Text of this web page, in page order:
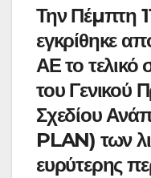
Την Πέµπτη
εγκρίθηκε
ΑΕ το τελικό
του Γενικού
Σχεδίου
PLAN) των
ευρύτερης